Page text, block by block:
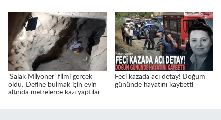
’Salak Milyoner’ filmi gerçek
oldu: Define bulmak için evin
altında metrelerce kazı yaptılar
Feci kazada acı detay! Doğum
gününde hayatını kaybetti